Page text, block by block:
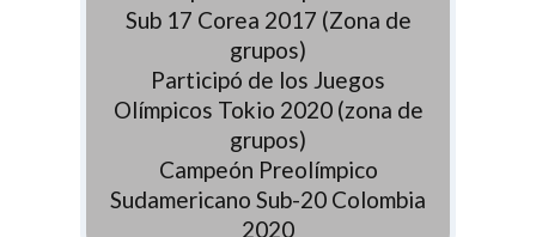
Sub 17 Corea 2017 (Zona de
grupos)
Participó de los Juegos
Olímpicos Tokio 2020 (zona de
grupos)
Campeón Preolímpico
Sudamericano Sub-20 Colombia
2020